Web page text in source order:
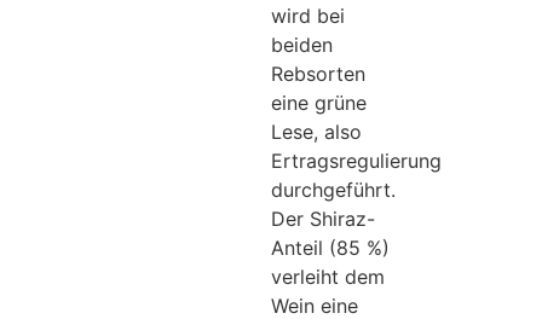
wird bei
beiden
Rebsorten
eine grüne
Lese, also
Ertragsregulierung
durchgeführt.
Der Shiraz-
Anteil (85 %)
verleiht dem
Wein eine